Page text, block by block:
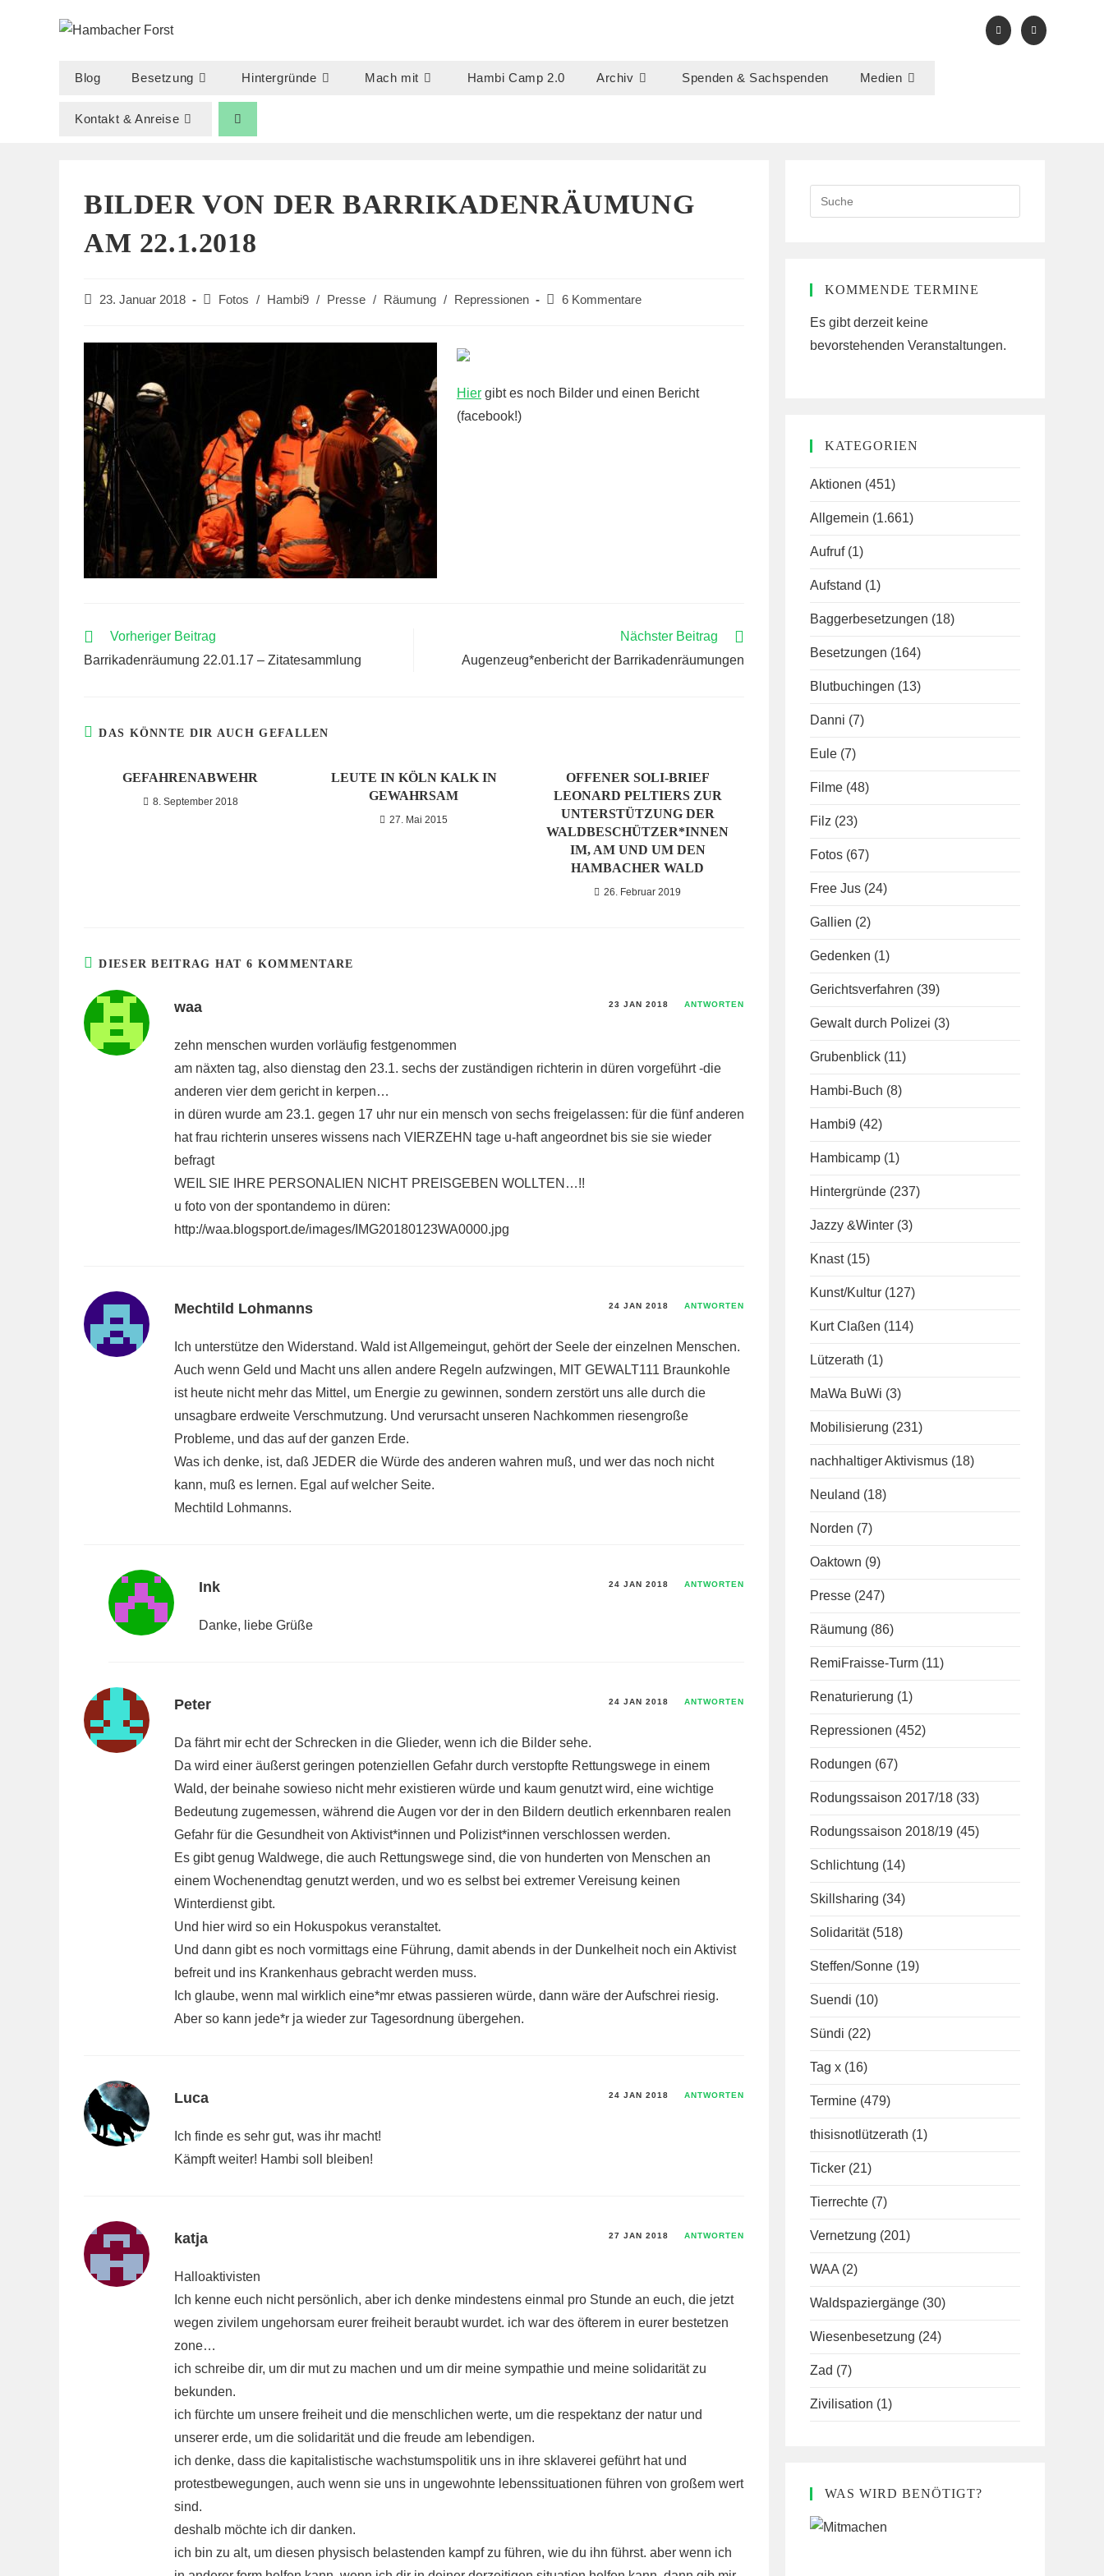
Blog Besetzung Hintergründe Mach mit Hambi Camp 2.0 Archiv Spenden & Sachspenden Medien
Kontakt & Anreise
BILDER VON DER BARRIKADENRÄUMUNG
AM 22.1.2018
Beitrag
23. Januar 2018
Beitrags-
Fotos / Hambi9 / Presse / Räumung / Repressionen
Beitrags-
6 Kommentare
Hier gibt es noch Bilder und einen Bericht
(facebook!)
WEITERE
ANSEHEN
Vorheriger Beitrag
Barrikadenräumung 22.01.17 – Zitatesammlung
Nächster Beitrag
Augenzeug*enbericht der Barrikadenräumungen
DAS KÖNNTE DIR AUCH GEFALLEN
GEFAHRENABWEHR
8. September 2018
LEUTE IN KÖLN KALK IN
GEWAHRSAM
27. Mai 2015
OFFENER SOLI-BRIEF
LEONARD PELTIERS ZUR
UNTERSTÜTZUNG DER
WALDBESCHÜTZER*INNEN
IM, AM UND UM DEN
HAMBACHER WALD
26. Februar 2019
DIESER BEITRAG HAT 6 KOMMENTARE
waa 23 JAN 2018 ANTWORTEN
zehn menschen wurden vorläufig festgenommen
am näxten tag, also dienstag den 23.1. sechs der zuständigen richterin in düren vorgeführt -die
anderen vier dem gericht in kerpen…
in düren wurde am 23.1. gegen 17 uhr nur ein mensch von sechs freigelassen: für die fünf anderen
hat frau richterin unseres wissens nach VIERZEHN tage u-haft angeordnet bis sie sie wieder
befragt
WEIL SIE IHRE PERSONALIEN NICHT PREISGEBEN WOLLTEN…!!
u foto von der spontandemo in düren:
http://waa.blogsport.de/images/IMG20180123WA0000.jpg
Mechtild Lohmanns 24 JAN 2018 ANTWORTEN
Ich unterstütze den Widerstand. Wald ist Allgemeingut, gehört der Seele der einzelnen Menschen.
Auch wenn Geld und Macht uns allen andere Regeln aufzwingen, MIT GEWALT111 Braunkohle
ist heute nicht mehr das Mittel, um Energie zu gewinnen, sondern zerstört uns alle durch die
unsagbare erdweite Verschmutzung. Und verursacht unseren Nachkommen riesengroße
Probleme, und das auf der ganzen Erde.
Was ich denke, ist, daß JEDER die Würde des anderen wahren muß, und wer das noch nicht
kann, muß es lernen. Egal auf welcher Seite.
Mechtild Lohmanns.
Ink 24 JAN 2018 ANTWORTEN
Danke, liebe Grüße
Peter 24 JAN 2018 ANTWORTEN
Da fährt mir echt der Schrecken in die Glieder, wenn ich die Bilder sehe.
Da wird einer äußerst geringen potenziellen Gefahr durch verstopfte Rettungswege in einem
Wald, der beinahe sowieso nicht mehr existieren würde und kaum genutzt wird, eine wichtige
Bedeutung zugemessen, während die Augen vor der in den Bildern deutlich erkennbaren realen
Gefahr für die Gesundheit von Aktivist*innen und Polizist*innen verschlossen werden.
Es gibt genug Waldwege, die auch Rettungswege sind, die von hunderten von Menschen an
einem Wochenendtag genutzt werden, und wo es selbst bei extremer Vereisung keinen
Winterdienst gibt.
Und hier wird so ein Hokuspokus veranstaltet.
Und dann gibt es noch vormittags eine Führung, damit abends in der Dunkelheit noch ein Aktivist
befreit und ins Krankenhaus gebracht werden muss.
Ich glaube, wenn mal wirklich eine*mr etwas passieren würde, dann wäre der Aufschrei riesig.
Aber so kann jede*r ja wieder zur Tagesordnung übergehen.
Luca 24 JAN 2018 ANTWORTEN
Ich finde es sehr gut, was ihr macht!
Kämpft weiter! Hambi soll bleiben!
katja 27 JAN 2018 ANTWORTEN
Halloaktivisten
Ich kenne euch nicht persönlich, aber ich denke mindestens einmal pro Stunde an euch, die jetzt
wegen zivilem ungehorsam eurer freiheit beraubt wurdet. ich war des öfterem in eurer bestetzen
zone…
ich schreibe dir, um dir mut zu machen und um dir meine sympathie und meine solidarität zu
bekunden.
ich fürchte um unsere freiheit und die menschlichen werte, um die respektanz der natur und
unserer erde, um die solidarität und die freude am lebendigen.
ich denke, dass die kapitalistische wachstumspolitik uns in ihre sklaverei geführt hat und
protestbewegungen, auch wenn sie uns in ungewohnte lebenssituationen führen von großem wert
sind.
deshalb möchte ich dir danken.
ich bin zu alt, um diesen physisch belastenden kampf zu führen, wie du ihn führst. aber wenn ich
this
KOMMENDE TERMINE
Es gibt derzeit keine
bevorstehenden Veranstaltungen.
KATEGORIEN
Aktionen (451)
Allgemein (1.661)
Aufruf (1)
Aufstand (1)
Baggerbesetzungen (18)
Besetzungen (164)
Blutbuchingen (13)
Danni (7)
Eule (7)
Filme (48)
Filz (23)
Fotos (67)
Free Jus (24)
Gallien (2)
Gedenken (1)
Gerichtsverfahren (39)
Gewalt durch Polizei (3)
Grubenblick (11)
Hambi-Buch (8)
Hambi9 (42)
Hambicamp (1)
Hintergründe (237)
Jazzy &Winter (3)
Knast (15)
Kunst/Kultur (127)
Kurt Claßen (114)
Lützerath (1)
MaWa BuWi (3)
Mobilisierung (231)
nachhaltiger Aktivismus (18)
Neuland (18)
Norden (7)
Oaktown (9)
Presse (247)
Räumung (86)
RemiFraisse-Turm (11)
Renaturierung (1)
Repressionen (452)
Rodungen (67)
Rodungssaison 2017/18 (33)
Rodungssaison 2018/19 (45)
Schlichtung (14)
Skillsharing (34)
Solidarität (518)
Steffen/Sonne (19)
Suendi (10)
Sündi (22)
Tag x (16)
Termine (479)
thisisnotlützerath (1)
Ticker (21)
Tierrechte (7)
Vernetzung (201)
WAA (2)
Waldspaziergänge (30)
Wiesenbesetzung (24)
Zad (7)
Zivilisation (1)
WAS WIRD BENÖTIGT?